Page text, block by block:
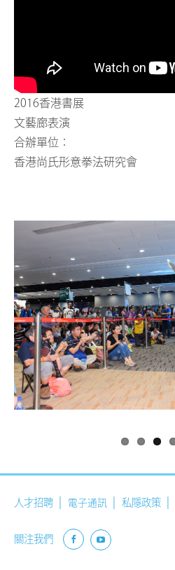
2016香港書展
文藝廊表演
合辦單位：
香港尚氏形意拳法研究會
人才招聘 電子通訊 私隱政策
關注我們